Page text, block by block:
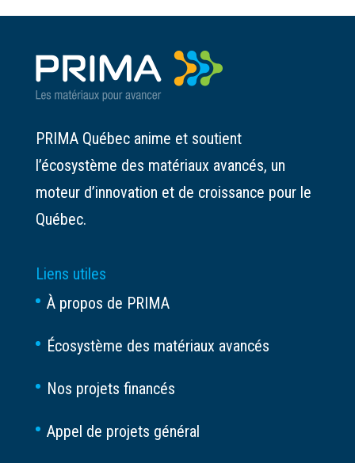
PRIMA Québec anime et soutient
l’écosystème des matériaux avancés, un
moteur d’innovation et de croissance pour le
Québec.
Liens utiles
À propos de PRIMA
Écosystème des matériaux avancés
Nos projets financés
Appel de projets général